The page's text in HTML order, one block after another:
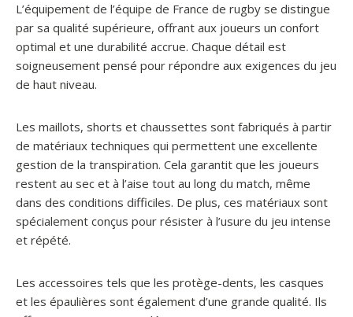
L’équipement de l’équipe de France de rugby se distingue
par sa qualité supérieure, offrant aux joueurs un confort
optimal et une durabilité accrue. Chaque détail est
soigneusement pensé pour répondre aux exigences du jeu
de haut niveau.
Les maillots, shorts et chaussettes sont fabriqués à partir
de matériaux techniques qui permettent une excellente
gestion de la transpiration. Cela garantit que les joueurs
restent au sec et à l’aise tout au long du match, même
dans des conditions difficiles. De plus, ces matériaux sont
spécialement conçus pour résister à l’usure du jeu intense
et répété.
Les accessoires tels que les protège-dents, les casques
et les épaulières sont également d’une grande qualité. Ils